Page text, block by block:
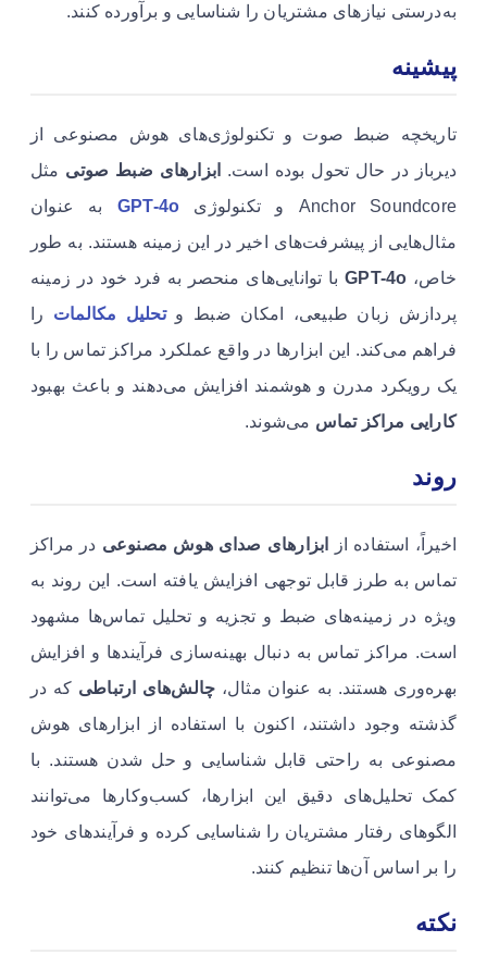
به‌درستی نیازهای مشتریان را شناسایی و برآورده کنند.
پیشینه
تاریخچه ضبط صوت و تکنولوژی‌های هوش مصنوعی از
دیرباز در حال تحول بوده است.
ابزارهای ضبط صوتی مثل
Anchor Soundcore و تکنولوژی
GPT-4o به عنوان
مثال‌هایی از پیشرفت‌های اخیر در این زمینه هستند. به طور
خاص، GPT-4oبا توانایی‌های منحصر به فرد خود در زمینه
پردازش زبان طبیعی، امکان ضبط وتحلیل مکالمات را
فراهم می‌کند. این ابزارها در واقع عملکرد مراکز تماس را با
یک رویکرد مدرن و هوشمند افزایش می‌دهند و باعث بهبود
کارایی مراکز تماس می‌شوند.
روند
اخیراً، استفاده از ابزارهای صدای هوش مصنوعی در مراکز
تماس به طرز قابل توجهی افزایش یافته است. این روند به
ویژه در زمینه‌های ضبط و تجزیه و تحلیل تماس‌ها مشهود
است. مراکز تماس به دنبال بهینه‌سازی فرآیندها و افزایش
بهره‌وری هستند. به عنوان مثال، چالش‌های ارتباطی که در
گذشته وجود داشتند، اکنون با استفاده از ابزارهای هوش
مصنوعی به راحتی قابل شناسایی و حل شدن هستند. با
کمک تحلیل‌های دقیق این ابزارها، کسب‌وکارها می‌توانند
الگوهای رفتار مشتریان را شناسایی کرده و فرآیندهای خود
را بر اساس آن‌ها تنظیم کنند.
نکته